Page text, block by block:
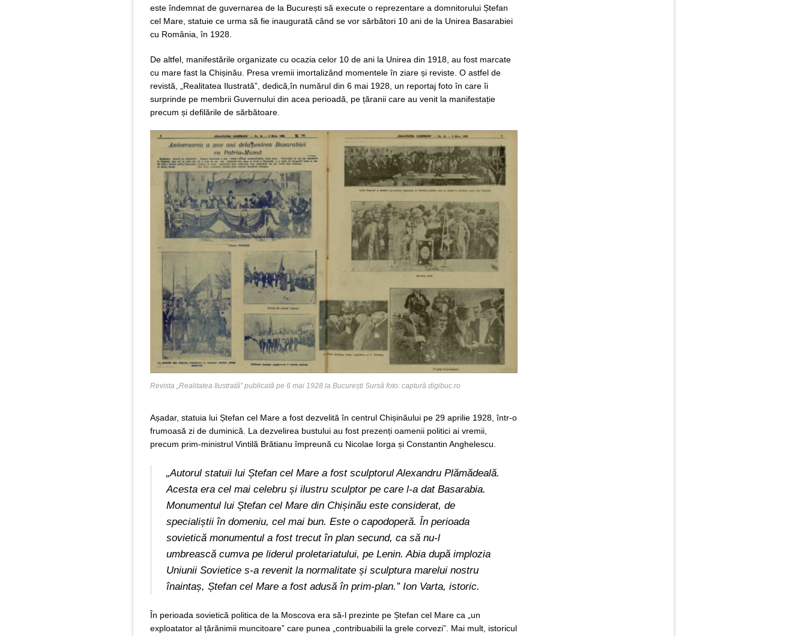
este îndemnat de guvernarea de la București să execute o reprezentare a domnitorului Ștefan
cel Mare, statuie ce urma să fie inaugurată când se vor sărbători 10 ani de la Unirea Basarabiei
cu România, în 1928.
De altfel, manifestările organizate cu ocazia celor 10 de ani la Unirea din 1918, au fost marcate
cu mare fast la Chișinău. Presa vremii imortalizând momentele în ziare și reviste. O astfel de
revistă, „Realitatea Ilustrată”, dedică,în numărul din 6 mai 1928, un reportaj foto în care îi
surprinde pe membrii Guvernului din acea perioadă, pe țăranii care au venit la manifestație
precum și defilările de sărbătoare.
Revista „Realitatea Ilustrată” publicată pe 6 mai 1928 la București Sursă foto: captură digibuc.ro
Așadar, statuia lui Ștefan cel Mare a fost dezvelită în centrul Chișinăului pe 29 aprilie 1928, într-o
frumoasă zi de duminică. La dezvelirea bustului au fost prezenți oamenii politici ai vremii,
precum prim-ministrul Vintilă Brătianu împreună cu Nicolae Iorga și Constantin Anghelescu.
„Autorul statuii lui Ștefan cel Mare a fost sculptorul Alexandru Plămădeală.
Acesta era cel mai celebru și ilustru sculptor pe care l-a dat Basarabia.
Monumentul lui Ștefan cel Mare din Chișinău este considerat, de
specialiștii în domeniu, cel mai bun. Este o capodoperă. În perioada
sovietică monumentul a fost trecut în plan secund, ca să nu-l
umbrească cumva pe liderul proletariatului, pe Lenin. Abia după implozia
Uniunii Sovietice s-a revenit la normalitate și sculptura marelui nostru
înaintaș, Ștefan cel Mare a fost adusă în prim-plan.” Ion Varta, istoric.
În perioada sovietică politica de la Moscova era să-l prezinte pe Ștefan cel Mare ca „un
exploatator al țărănimii muncitoare” care punea „contribuabilii la grele corvezi”. Mai mult, istoricul